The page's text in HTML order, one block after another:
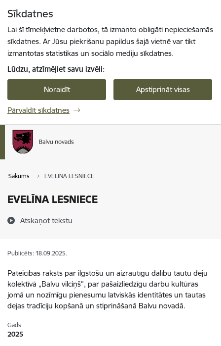
Sīkdatnes
Lai šī tīmekļvietne darbotos, tā izmanto obligāti nepieciešamās
sīkdatnes. Ar Jūsu piekrišanu papildus šajā vietnē var tikt
izmantotas statistikas un sociālo mediju sīkdatnes.
Lūdzu, atzīmējiet savu izvēli:
Noraidīt Apstiprināt visas
Pārvaldīt sīkdatnes
Sākums EVELĪNA LESNIECE
EVELĪNA LESNIECE
Atskaņot tekstu
Publicēts: 18.09.2025.
Pateicības raksts par ilgstošu un aizrautīgu dalību tautu deju
kolektīvā „Balvu vilciņš”, par pašaizliedzīgu darbu kultūras
jomā un nozīmīgu pienesumu latviskās identitātes un tautas
dejas tradīciju kopšanā un stiprināšanā Balvu novadā.
Gads
2025